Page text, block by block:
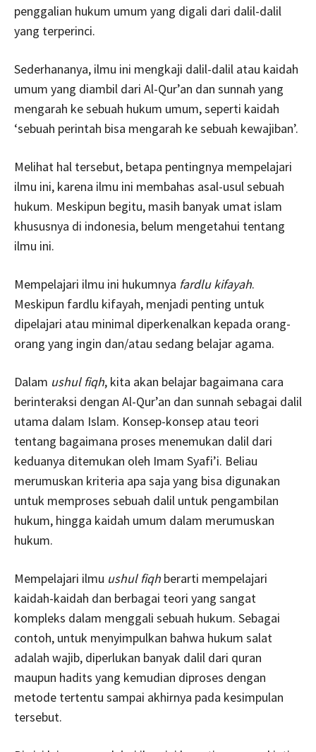
penggalian hukum umum yang digali dari dalil-dalil
yang terperinci.
Sederhananya, ilmu ini mengkaji dalil-dalil atau kaidah
umum yang diambil dari Al-Qur’an dan sunnah yang
mengarah ke sebuah hukum umum, seperti kaidah
‘sebuah perintah bisa mengarah ke sebuah kewajiban’.
Melihat hal tersebut, betapa pentingnya mempelajari
ilmu ini, karena ilmu ini membahas asal-usul sebuah
hukum. Meskipun begitu, masih banyak umat islam
khususnya di indonesia, belum mengetahui tentang
ilmu ini.
Mempelajari ilmu ini hukumnya fardlu kifayah.
Meskipun fardlu kifayah, menjadi penting untuk
dipelajari atau minimal diperkenalkan kepada orang-
orang yang ingin dan/atau sedang belajar agama.
Dalam ushul fiqh, kita akan belajar bagaimana cara
berinteraksi dengan Al-Qur’an dan sunnah sebagai dalil
utama dalam Islam. Konsep-konsep atau teori
tentang bagaimana proses menemukan dalil dari
keduanya ditemukan oleh Imam Syafi’i. Beliau
merumuskan kriteria apa saja yang bisa digunakan
untuk memproses sebuah dalil untuk pengambilan
hukum, hingga kaidah umum dalam merumuskan
hukum.
Mempelajari ilmu ushul fiqh berarti mempelajari
kaidah-kaidah dan berbagai teori yang sangat
kompleks dalam menggali sebuah hukum. Sebagai
contoh, untuk menyimpulkan bahwa hukum salat
adalah wajib, diperlukan banyak dalil dari quran
maupun hadits yang kemudian diproses dengan
metode tertentu sampai akhirnya pada kesimpulan
tersebut.